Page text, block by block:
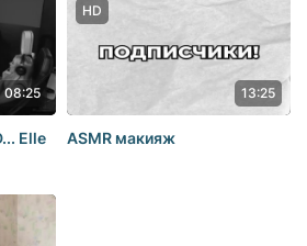
08:25
Elle
HD
13:25
ASMR макияж